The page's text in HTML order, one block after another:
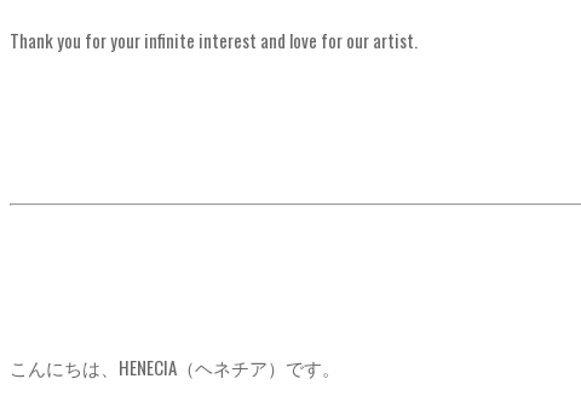
Thank you for your infinite interest and love for our artist.
こんにちは、HENECIA（ヘネチア）です。